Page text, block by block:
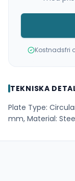
Kostnadsfri
TEKNISKA
Plate Type:
mm, Material: